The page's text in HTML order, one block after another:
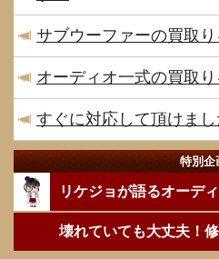
サブウーファーの買取
オーディオ一式の買取
すぐに対応して頂けまし
特別企
リケジョが語るオーデ
壊れていても大丈夫！